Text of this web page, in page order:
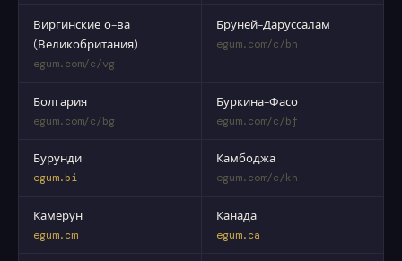
Виргинские о-ва
(Великобритания)
egum.com/c/vg
Бруней-Даруссалам
egum.com/c/bn
Болгария
egum.com/c/bg
Буркина-Фасо
egum.com/c/bf
Бурунди
egum.bi
Камбоджа
egum.com/c/kh
Камерун
egum.cm
Канада
egum.ca